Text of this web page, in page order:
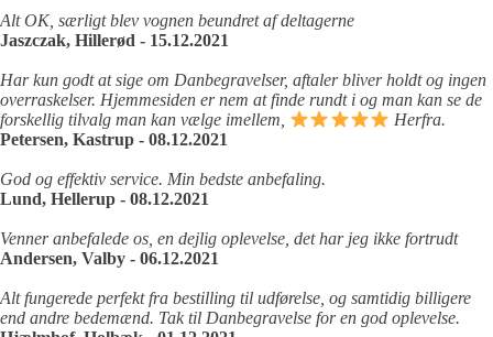
Alt OK, særligt blev vognen beundret af deltagerne
Jaszczak, Hillerød - 15.12.2021
Har kun godt at sige om Danbegravelser, aftaler bliver holdt og ingen
overraskelser. Hjemmesiden er nem at finde rundt i og man kan se de
forskellig tilvalg man kan vælge imellem,
Herfra.
Petersen, Kastrup - 08.12.2021
God og effektiv service. Min bedste anbefaling.
Lund, Hellerup - 08.12.2021
Venner anbefalede os, en dejlig oplevelse, det har jeg ikke fortrudt
Andersen, Valby - 06.12.2021
Alt fungerede perfekt fra bestilling til udførelse, og samtidig billigere
end andre bedemænd. Tak til Danbegravelse for en god oplevelse.